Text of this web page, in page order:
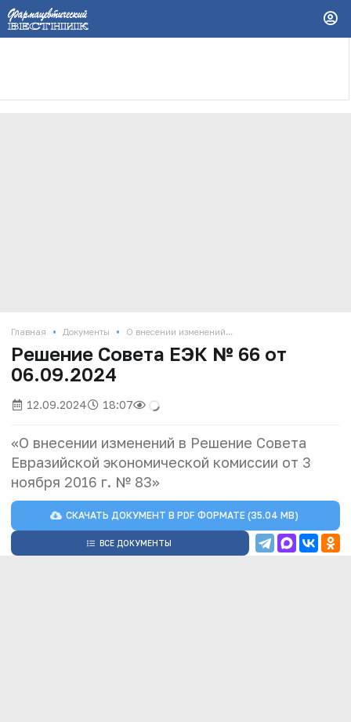
Главная • Документы • О внесении изменений...
Решение Совета ЕЭК № 66 от
06.09.2024
12.09.2024 18:07
«О внесении изменений в Решение Совета
Евразийской экономической комиссии от 3
ноября 2016 г. № 83»
СКАЧАТЬ ДОКУМЕНТ ВPDF ФОРМАТЕ (35.04 MB)
ВСЕ ДОКУМЕНТЫ